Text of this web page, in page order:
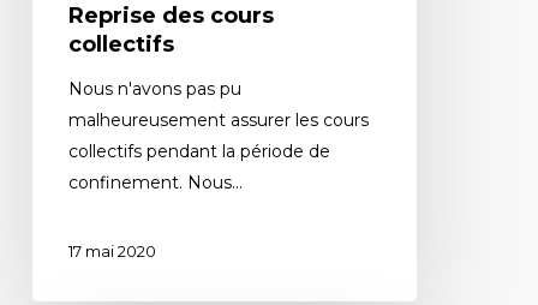
Reprise des cours
collectifs
Nous n'avons pas pu
malheureusement assurer les cours
collectifs pendant la période de
confinement. Nous…
17 mai 2020